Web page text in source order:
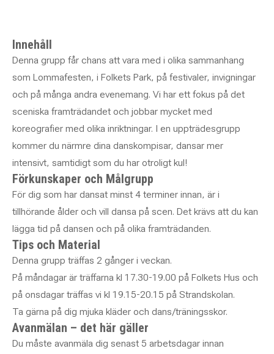
Innehåll
Denna grupp får chans att vara med i olika sammanhang
som Lommafesten, i Folkets Park, på festivaler, invigningar
och på många andra evenemang. Vi har ett fokus på det
sceniska framträdandet och jobbar mycket med
koreografier med olika inriktningar. I en uppträdesgrupp
kommer du närmre dina danskompisar, dansar mer
intensivt, samtidigt som du har otroligt kul!
Förkunskaper och Målgrupp
För dig som har dansat minst 4 terminer innan, är i
tillhörande ålder och vill dansa på scen. Det krävs att du kan
lägga tid på dansen och på olika framträdanden.
Tips och Material
Denna grupp träffas 2 gånger i veckan.
På måndagar är träffarna kl 17.30-19.00 på Folkets Hus och
på onsdagar träffas vi kl 19.15-20.15 på Strandskolan.
Ta gärna på dig mjuka kläder och dans/träningsskor.
Avanmälan – det här gäller
Du måste avanmäla dig senast 5 arbetsdagar innan